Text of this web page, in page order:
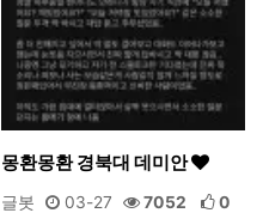
몽환몽환 경북대 데미안
글봇 03-27 7052
0